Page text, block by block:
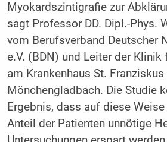
Myokardszintigrafie zur
sagt Professor DD. Dipl.-Phys.
vom Berufsverband Deutscher
e.V. (BDN) und Leiter der
am Krankenhaus St. Franziskus
Mönchengladbach. Die Studie
Ergebnis, dass auf diese
Anteil der Patienten unnötige